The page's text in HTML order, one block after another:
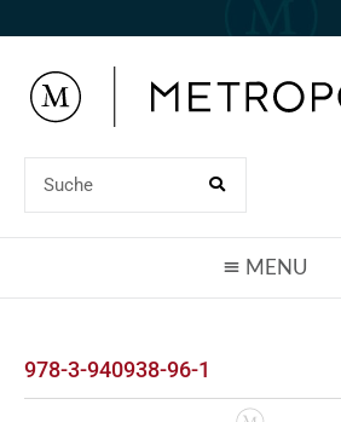
978-3-940938-96-1